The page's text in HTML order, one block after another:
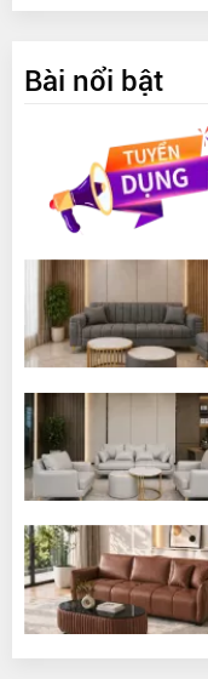
Bài nổi bật